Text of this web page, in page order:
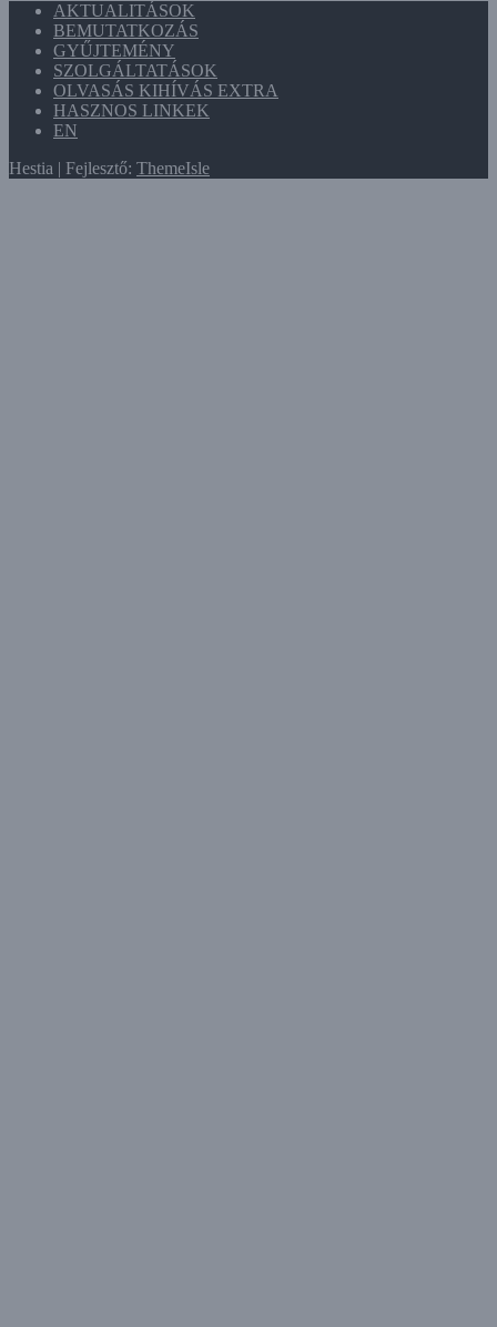
AKTUALITÁSOK
BEMUTATKOZÁS
GYŰJTEMÉNY
SZOLGÁLTATÁSOK
OLVASÁS KIHÍVÁS EXTRA
HASZNOS LINKEK
EN
Hestia | Fejlesztő: ThemeIsle